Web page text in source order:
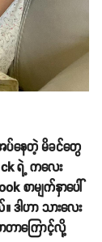
ပ်နေတဲ့ မိခင်တွေ
ရဲ့ ကလေး
စာမျက်နှာပေါ်
ဒါဟာ သားလေး
တာကြောင့်လို့